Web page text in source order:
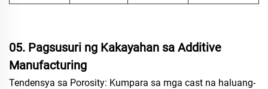
05. Pagsusuri ng Kakayahan sa Additive
Manufacturing
Tendensya sa Porosity: Kumpara sa mga cast na haluang-